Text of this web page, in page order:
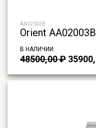
AA02003B
Orient AA02003B
В НАЛИЧИИ
48500,00₽